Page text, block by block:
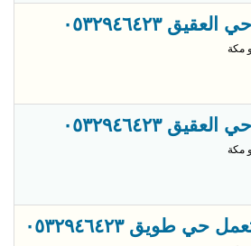
٠٥٣٢٩٤٦٤٢٣
مكة
٠٥٣٢٩٤٦٤٢٣
مكة
طويق ٠٥٣٢٩٤٦٤٢٣